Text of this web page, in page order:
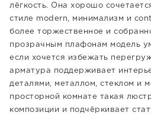
лёгкость. Она хорошо
стиле modern, минимализм и
более торжественное и
прозрачным плафонам модель
если хочется избежать
арматура поддерживает
деталями, металлом, стеклом и
просторной комнате такая
композиции и подчёркивает